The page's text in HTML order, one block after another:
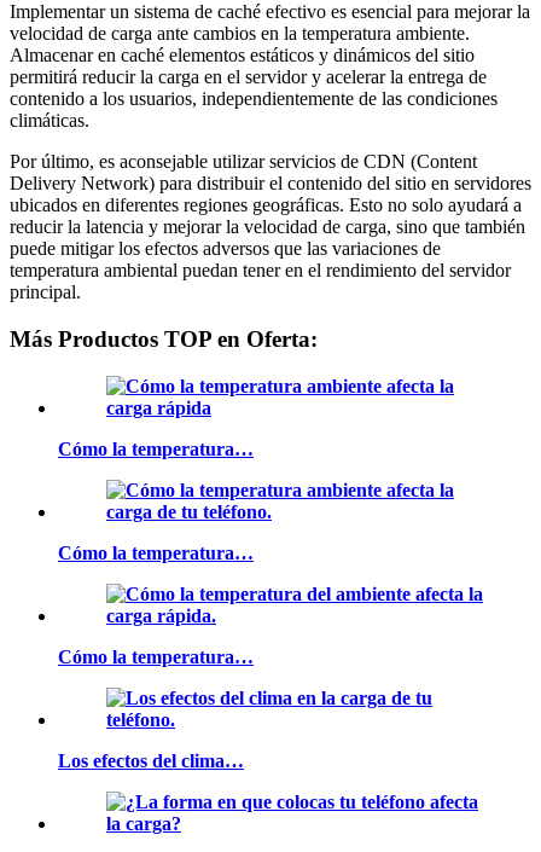
Implementar un sistema de caché efectivo es esencial para mejorar la
velocidad de carga ante cambios en la temperatura ambiente.
Almacenar en caché elementos estáticos y dinámicos del sitio
permitirá reducir la carga en el servidor y acelerar la entrega de
contenido a los usuarios, independientemente de las condiciones
climáticas.
Por último, es aconsejable utilizar servicios de CDN (Content
Delivery Network) para distribuir el contenido del sitio en servidores
ubicados en diferentes regiones geográficas. Esto no solo ayudará a
reducir la latencia y mejorar la velocidad de carga, sino que también
puede mitigar los efectos adversos que las variaciones de
temperatura ambiental puedan tener en el rendimiento del servidor
principal.
Más Productos TOP en Oferta:
Cómo la temperatura…
Cómo la temperatura…
Cómo la temperatura…
Los efectos del clima…